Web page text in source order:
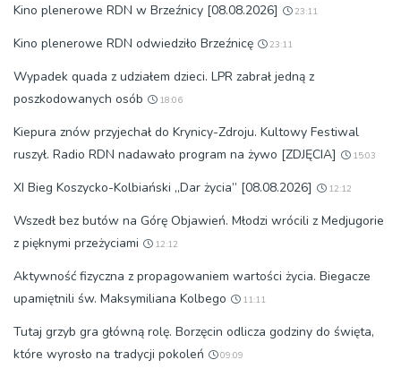
Kino plenerowe RDN w Brzeźnicy [08.08.2026] 23:11
Kino plenerowe RDN odwiedziło Brzeźnicę 23:11
Wypadek quada z udziałem dzieci. LPR zabrał jedną z
poszkodowanych osób
18:06
Kiepura znów przyjechał do Krynicy-Zdroju. Kultowy Festiwal
ruszył. Radio RDN nadawało program na żywo [ZDJĘCIA]
15:03
XI Bieg Koszycko-Kolbiański „Dar życia” [08.08.2026] 12:12
Wszedł bez butów na Górę Objawień. Młodzi wrócili z Medjugorie
z pięknymi przeżyciami
12:12
Aktywność fizyczna z propagowaniem wartości życia. Biegacze
upamiętnili św. Maksymiliana Kolbego
11:11
Tutaj grzyb gra główną rolę. Borzęcin odlicza godziny do święta,
które wyrosło na tradycji pokoleń
09:09